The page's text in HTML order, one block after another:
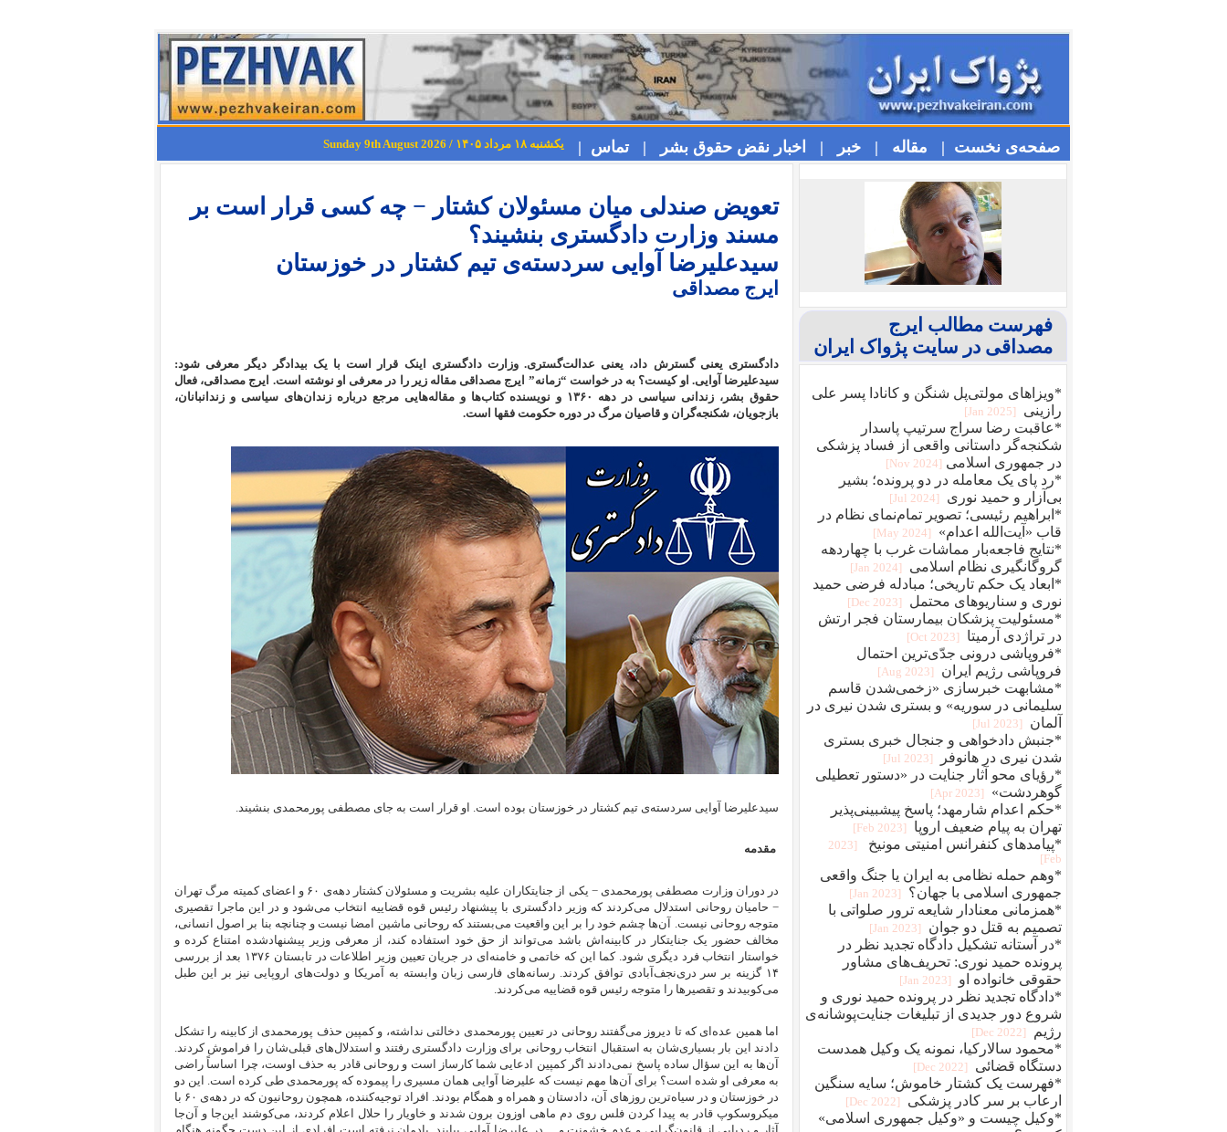
صفحه‌ی نخست | مقاله | خبر | اخبار نقض حقوق بشر | تماس | یکشنبه ۱۸ مرداد ۱۴۰۵ / Sunday 9th August 2026
تعویض صندلی میان مسئولان کشتار − چه کسی قرار است بر
مسند وزارت دادگستری بنشیند؟
سیدعلیرضا آوایی سردسته‌ی تیم کشتار در خوزستان
ایرج مصداقی
دادگستری یعنی گسترش داد، یعنی عدالت‌گستری. وزارت دادگستری اینک قرار است با یک بیدادگر دیگر معرفی شود:
سیدعلیرضا آوایی. او کیست؟ به در خواست “زمانه” ایرج مصداقی مقاله زیر را در معرفی او نوشته است. ایرج مصداقی، فعال
حقوق بشر، زندانی سیاسی در دهه ۱۳۶۰ و نویسنده کتاب‌ها و مقاله‌هایی مرجع درباره زندان‌های سیاسی و زندانبانان،
بازجویان، شکنجه‌گران و قاصیان مرگ در دوره حکومت فقها است.
سیدعلیرضا آوایی سردسته‌ی تیم کشتار در خوزستان بوده است. او قرار است به جای مصطفی پورمحمدی بنشیند.
مقدمه
در دوران وزارت مصطفی پورمحمدی − یکی از جنایتکاران علیه بشریت و مسئولان کشتار دهه‌ی ۶۰ و اعضای کمیته‌ مرگ تهران
− حامیان روحانی استدلال می‌کردند که وزیر دادگستری با پیشنهاد رئیس قوه قضاییه انتخاب می‌شود و در این ماجرا تقصیری
متوجه‌ روحانی نیست. آن‌ها چشم خود را بر این واقعیت می‌بستند که روحانی ماشین امضا نیست و چنانچه بنا بر اصول انسانی،
مخالف حضور یک جنایتکار در کابینه‌اش باشد می‌تواند از حق خود استفاده کند، از معرفی وزیر پیشنهاد‌شده امتناع کرده و
خواستار انتخاب فرد دیگری شود. کما این که خاتمی و خامنه‌ای در جریان تعیین وزیر اطلاعات در تابستان ۱۳۷۶ بعد از بررسی
۱۴ گزینه بر سر دری‌نجف‌آبادی توافق کردند. رسانه‌های فارسی زبان وابسته به آمریکا و دولت‌های اروپایی نیز بر این طبل
می‌کوبیدند و تقصیرها را متوجه رئیس قوه قضاییه می‌کردند.
اما همین عده‌ای که تا دیروز می‌گفتند روحانی در تعیین پورمحمدی دخالتی نداشته، و کمپین حذف پورمحمدی از کابینه را تشکل
دادند این بار بسیاری‌شان به استقبال انتخاب روحانی برای وزارت دادگستری رفتند و استدلال‌های قبلی‌شان را فراموش کردند.
آن‌ها به این سؤال ساده پاسخ نمی‌دادند اگر کمپین ادعایی شما کارساز است و روحانی قادر به حذف اوست، چرا اساساً راضی
به معرفی او شده است؟ ‌برای آن‌ها مهم نیست که علیرضا آوایی همان مسیری را پیموده که پورمحمدی طی کرده است. این دو
در خوزستان و در سیاه‌ترین روز‌های آن، دادستان و همراه و همگام بودند. افراد توجیه‌کننده، همچون روحانیون که در دهه‌ی ۶۰ با
میکروسکوپ قادر به پیدا کردن فلس روی دم ماهی اوزون برون شدند و خاویار را حلال اعلام کردند، می‌کوشند این‌جا و آن‌جا
فهرست مطالب ایرج
مصداقی در سایت پژواک ایران
*ویزا‌های مولتی‌پل شنگن و کانادا پسر علی
رازینی
[2025 Jan]
*عاقبت رضا سراج سرتيپ پاسدار
شکنجه‌گر داستانی واقعی از فساد پزشکی
در جمهوری اسلامی [2024 Nov]
*رد پای یک معامله در دو پرونده؛ بشیر
بی‌آزار و حمید نوری
[2024 Jul]
*ابراهیم رئیسی؛ تصویر تمام‌نمای نظام در
قاب «آیت‌الله اعدام»
[2024 May]
*نتایج فاجعه‌بار مماشات غرب با چهاردهه
گروگانگیری نظام اسلامی
[2024 Jan]
*ابعاد یک حکم تاریخی؛ مبادله فرضی حمید
نوری و سناریوهای محتمل
[2023 Dec]
*مسئولیت پزشکان بیمارستان فجر ارتش
در تراژدی آرمیتا
[2023 Oct]
*فروپاشی درونی جدّی‌ترین احتمال
فروپاشی رژیم ایران
[2023 Aug]
*مشابهت خبرسازی «زخمی‌شدن قاسم
سلیمانی در سوریه» و بستری شدن نیری در
آلمان
[2023 Jul]
*جنبش دادخواهی و جنجال خبری بستری
شدن نیری در هانوفر
[2023 Jul]
*رؤیای محو آثار جنایت در «دستور تعطیلی
گوهردشت»
[2023 Apr]
*حکم اعدام شارمهد؛ پاسخ پیشبینی‌پذیر
تهران به پیام ضعیف اروپا
[2023 Feb]
*پیامدهای کنفرانس امنیتی مونیخ
[2023
Feb]
*وهم حمله نظامی به ایران یا جنگ واقعی
جمهوری اسلامی با جهان؟
[2023 Jan]
*همزمانی معنادار شایعه ترور صلواتی با
تصمیم به قتل دو جوان
[2023 Jan]
*در آستانه تشکیل دادگاه تجدید نظر در
پرونده حمید نوری: تحریف‌های مشاور
حقوقی خانواده او
[2023 Jan]
*دادگاه تجدید نظر در پرونده حمید نوری و
شروع دور جدیدی از تبلیغات جنایت‌پوشانه‌ی
رژیم
[2022 Dec]
*محمود سالارکیا، نمونه یک وکیل همدست
دستگاه قضائی
[2022 Dec]
*فهرست یک کشتار خاموش؛ سایه سنگین
ارعاب بر سر کادر پزشکی
[2022 Dec]
*وکیل چیست و «وکیل جمهوری اسلامی»